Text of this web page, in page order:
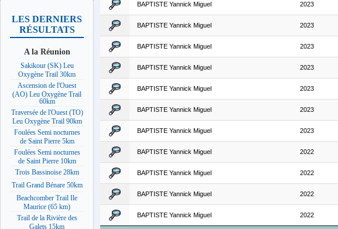
LES DERNIERS
RÉSULTATS
A la Réunion
Sakikour (SK) Leu
Oxygène Trail 30km
Ascension de l'Ouest
(AO) Leu Oxygène Trail
60km
Traversée de l'Ouest (TO)
Leu Oxygène Trail 90km
Foulées Semi nocturnes
de Saint Pierre 5km
Foulées Semi nocturnes
de Saint Pierre 10km
Trois Bassinoise 28km
Trail Grand Bénare 50km
Beachcomber Trail Ile
Maurice (65 km)
Trail de la Rivière des
Galets 15km
BAPTISTE Yannick Miguel 2023
BAPTISTE Yannick Miguel 2023
BAPTISTE Yannick Miguel 2023
BAPTISTE Yannick Miguel 2023
BAPTISTE Yannick Miguel 2023
BAPTISTE Yannick Miguel 2023
BAPTISTE Yannick Miguel 2023
BAPTISTE Yannick Miguel 2022
BAPTISTE Yannick Miguel 2022
BAPTISTE Yannick Miguel 2022
BAPTISTE Yannick Miguel 2022